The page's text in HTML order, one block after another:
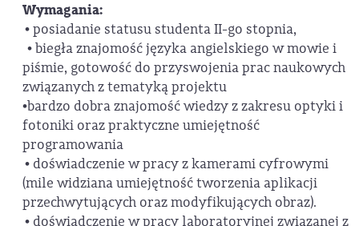
Wymagania:
• posiadanie statusu studenta II-go stopnia,
• biegła znajomość języka angielskiego w mowie i
piśmie, gotowość do przyswojenia prac naukowych
związanych z tematyką projektu
•bardzo dobra znajomość wiedzy z zakresu optyki i
fotoniki oraz praktyczne umiejętność
programowania
• doświadczenie w pracy z kamerami cyfrowymi
(mile widziana umiejętność tworzenia aplikacji
przechwytujących oraz modyfikujących obraz).
• doświadczenie w pracy laboratoryjnej związanej z